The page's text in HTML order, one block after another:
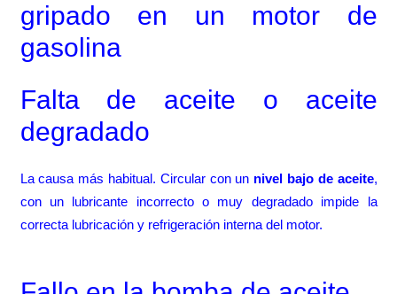
gripado en un motor de
gasolina
Falta de aceite o aceite
degradado
La causa más habitual. Circular con un nivel bajo de aceite,
con un lubricante incorrecto o muy degradado impide la
correcta lubricación y refrigeración interna del motor.